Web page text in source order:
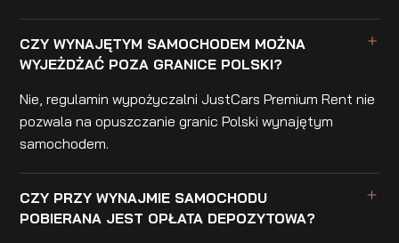
CZY WYNAJĘTYM SAMOCHODEM MOŻNA
WYJEŻDŻAĆ POZA GRANICE POLSKI?
Nie, regulamin wypożyczalni JustCars Premium Rent nie
pozwala na opuszczanie granic Polski wynajętym
samochodem.
CZY PRZY WYNAJMIE SAMOCHODU
POBIERANA JEST OPŁATA DEPOZYTOWA?